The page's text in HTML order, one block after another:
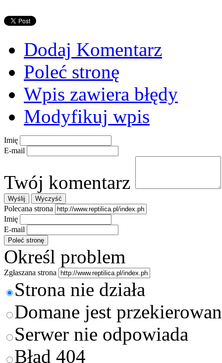
Dodaj Komentarz
Poleć stronę
Wpis zawiera błędy
Modyfikuj wpis
Imię
E-mail
Twój komentarz
Polecana strona
Imię
E-mail
Określ problem
Zgłaszana strona
Strona nie działa
Domane jest
Serwer nie odpowiada
Błąd 404